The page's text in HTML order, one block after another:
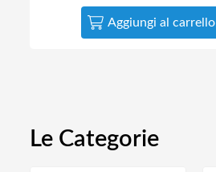
Aggiungi al carrello
Le Categorie